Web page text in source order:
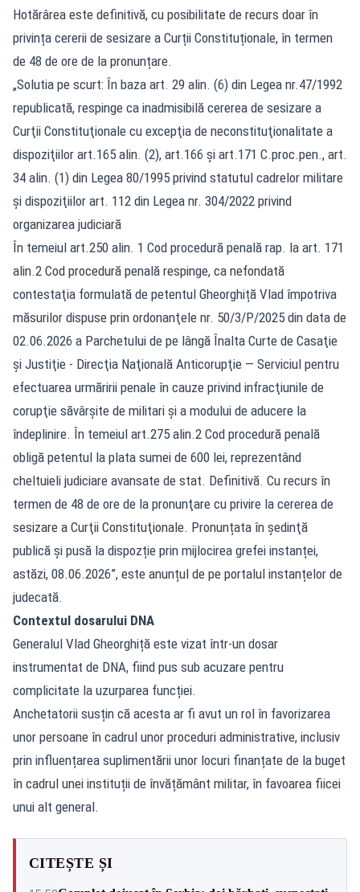
Hotărârea este definitivă, cu posibilitate de recurs doar în
privința cererii de sesizare a Curții Constituționale, în termen
de 48 de ore de la pronunțare.
„Solutia pe scurt: În baza art. 29 alin. (6) din Legea nr.47/1992
republicată, respinge ca inadmisibilă cererea de sesizare a
Curţii Constituţionale cu excepţia de neconstituţionalitate a
dispoziţiilor art.165 alin. (2), art.166 şi art.171 C.proc.pen., art.
34 alin. (1) din Legea 80/1995 privind statutul cadrelor militare
şi dispoziţiilor art. 112 din Legea nr. 304/2022 privind
organizarea judiciară
În temeiul art.250 alin. 1 Cod procedură penală rap. la art. 171
alin.2 Cod procedură penală respinge, ca nefondată
contestaţia formulată de petentul Gheorghiță Vlad împotriva
măsurilor dispuse prin ordonanţele nr. 50/3/P/2025 din data de
02.06.2026 a Parchetului de pe lângă Înalta Curte de Casaţie
şi Justiţie - Direcţia Naţională Anticorupţie — Serviciul pentru
efectuarea urmăririi penale în cauze privind infracţiunile de
corupţie săvârşite de militari şi a modului de aducere la
îndeplinire. În temeiul art.275 alin.2 Cod procedură penală
obligă petentul la plata sumei de 600 lei, reprezentând
cheltuieli judiciare avansate de stat. Definitivă. Cu recurs în
termen de 48 de ore de la pronunţare cu privire la cererea de
sesizare a Curţii Constituţionale. Pronunțata în şedinţă
publică și pusă la dispozție prin mijlocirea grefei instanței,
astăzi, 08.06.2026”, este anunțul de pe portalul instanțelor de
judecată.
Contextul dosarului DNA
Generalul Vlad Gheorghiță este vizat într-un dosar
instrumentat de DNA, fiind pus sub acuzare pentru
complicitate la uzurparea funcției.
Anchetatorii susțin că acesta ar fi avut un rol în favorizarea
unor persoane în cadrul unor proceduri administrative, inclusiv
prin influențarea suplimentării unor locuri finanțate de la buget
în cadrul unei instituții de învățământ militar, în favoarea fiicei
unui alt general.
CITEȘTE ȘI